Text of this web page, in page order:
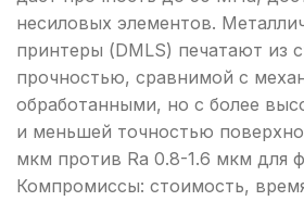
несиловых элементов.
принтеры (DMLS) печатают из
прочностью, сравнимой с
обработанными, но с более
и меньшей точностью
мкм против Ra 0.8-1.6 мкм для
Компромиссы: стоимость,